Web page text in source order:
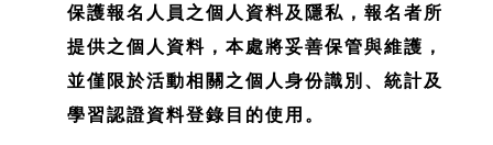
保護報名人員之個人資料及隱私，報名者所
提供之個人資料，本處將妥善保管與維護，
並僅限於活動相關之個人身份識別、統計及
學習認證資料登錄目的使用。